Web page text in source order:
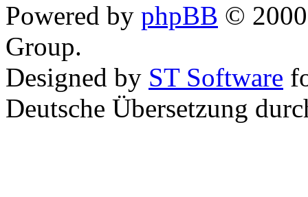
Powered by phpBB ©
Group.
Designed by ST Software
Deutsche Übersetzung